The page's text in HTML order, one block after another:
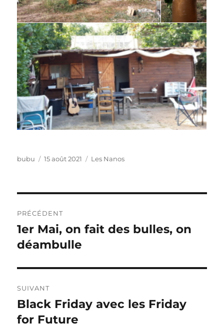
Auteur
bubu
Publié
15 août 2021 Catégories
Les Nanos
de
l’article
PRÉCÉDENT
Publication
précédente :
1er Mai, on fait des bulles, on
déambulle
SUIVANT
Publication
suivante :
Black Friday avec les Friday
for Future